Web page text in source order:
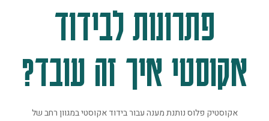
פתרונות לבידוד
אקוסטי איך זה עובד?
אקוסטיק פלוס נותנת מענה עבור בידוד אקוסטי במגוון רחב של